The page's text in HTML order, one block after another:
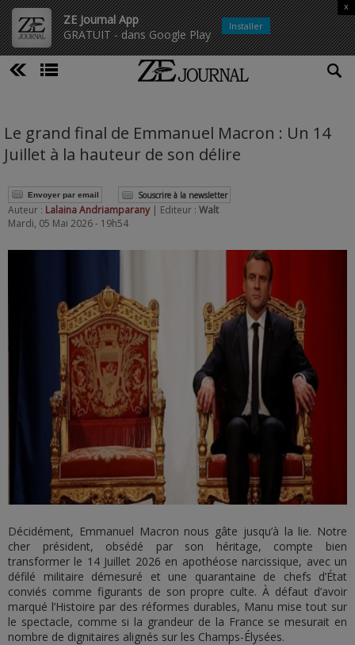
ZE Journal App
GRATUIT - dans Google Play
x
Installer
Le grand final de Emmanuel Macron : Un 14
Juillet à la hauteur de son délire
Envoyer par email Souscrire à la newsletter
Auteur : Lalaina Andriamparany | Editeur : Walt
Mardi, 05 Mai 2026 - 19h54
Décidément, Emmanuel Macron nous gâte jusqu’à la lie. Notre
cher président, obsédé par son héritage, compte bien
transformer le 14 Juillet 2026 en apothéose narcissique, avec un
défilé militaire démesuré et une quarantaine de chefs d’État
conviés comme figurants de son propre culte. À défaut d’avoir
marqué l’Histoire par des réformes durables, Manu mise tout sur
le spectacle, comme si la grandeur de la France se mesurait en
nombre de dignitaires alignés sur les Champs-Élysées.